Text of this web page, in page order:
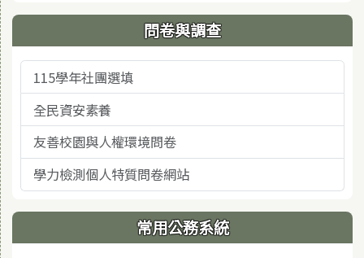
問卷與調查
115學年社團選填
全民資安素養
友善校園與人權環境問卷
學力檢測個人特質問卷網站
常用公務系統